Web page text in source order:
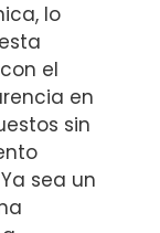
lo
el
en
sin
sea un